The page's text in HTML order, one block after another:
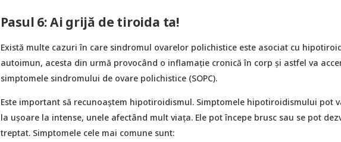
Pasul 6: Ai grijă de tiroida ta!
Există multe cazuri în care sindromul ovarelor polichistice este asociat cu
autoimun, acesta din urmă provocând o inflamație cronică în corp și astfel va
simptomele sindromului de ovare polichistice (SOPC).
Este important să recunoaștem hipotiroidismul. Simptomele hipotiroidismului pot
la ușoare la intense, unele afectând mult viața. Ele pot începe brusc sau se pot
treptat. Simptomele cele mai comune sunt: